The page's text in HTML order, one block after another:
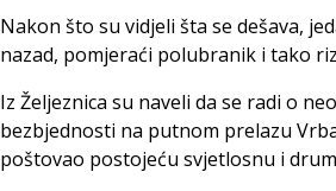
Nakon što su vidjeli šta se dešava,
nazad, pomjeraći polubranik i tako
Iz Željeznica su naveli da se radi o
bezbjednosti na putnom prelazu
poštovao postojeću svjetlosnu i